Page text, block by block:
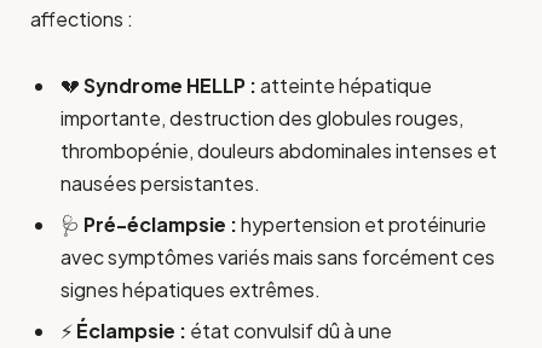
affections :
💔Syndrome HELLP :atteinte hépatique
importante, destruction des globules rouges,
thrombopénie, douleurs abdominales intenses et
nausées persistantes.
🩺 Pré-éclampsie :hypertension et protéinurie
avec symptômes variés mais sans forcément ces
signes hépatiques extrêmes.
⚡Éclampsie : état convulsif dû à une